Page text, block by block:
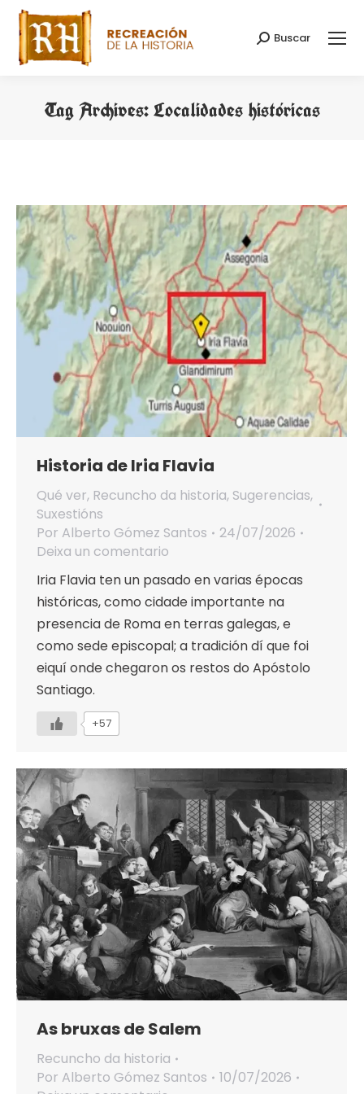
Search:
Buscar
Tag Archives:Localidades históricas
Historia de Iria Flavia
Qué ver, Recuncho da historia, Sugerencias,
Suxestións
Por Alberto Gómez Santos
24/07/2026
Deixa un comentario
Iria Flavia ten un pasado en varias épocas
históricas, como cidade importante na
presencia de Roma en terras galegas, e
como sede episcopal; a tradición dí que foi
eiquí onde chegaron os restos do Apóstolo
Santiago.
+57
As bruxas de Salem
Recuncho da historia
Por Alberto Gómez Santos
10/07/2026